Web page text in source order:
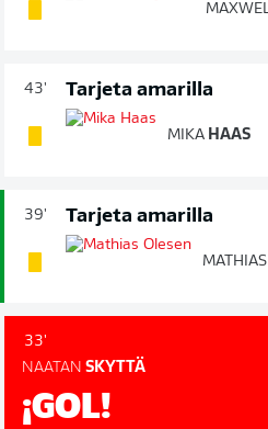
43' Tarjeta amarilla
MIKA HAAS
39' Tarjeta amarilla
MATHIAS
33'
NAATAN SKYTTÄ
¡GOL!